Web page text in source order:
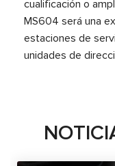
cualificación o
MS604 será una
estaciones de
unidades de